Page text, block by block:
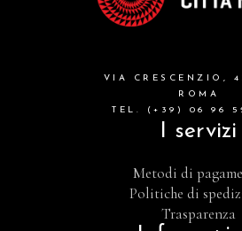
VIA CRESCENZIO,
ROMA
TEL. (+39) 06 96
I servizi
Metodi di
Politiche di
Trasparenza